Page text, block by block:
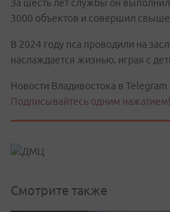
За шесть лет службы он
3000 объектов и совершил
В 2024 году пса проводили на
наслаждается жизнью, играя с
Новости Владивостока в Telegram
Подписывайтесь одним нажатием!
Смотрите также